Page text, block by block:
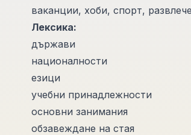
ваканции, хоби, спорт,
Лексика:
държави
националности
езици
учебни принадлежности
основни занимания
обзавеждане на стая